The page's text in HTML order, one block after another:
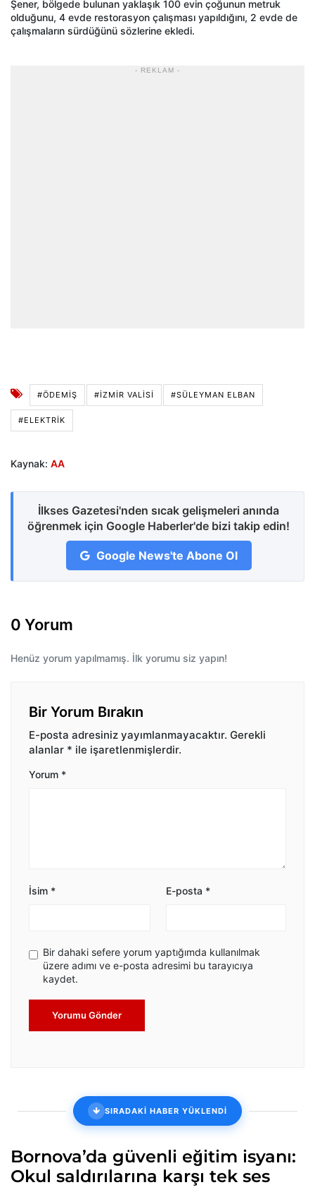
Şener, bölgede bulunan yaklaşık 100 evin çoğunun metruk
olduğunu, 4 evde restorasyon çalışması yapıldığını, 2 evde de
çalışmaların sürdüğünü sözlerine ekledi.
- REKLAM -
#ÖDEMIŞ #İZMİR VALİSİ #SÜLEYMAN ELBAN
#ELEKTRIK
Kaynak: AA
İlkses Gazetesi'nden sıcak gelişmeleri anında
öğrenmek için Google Haberler'de bizi takip edin!
Google News'te Abone Ol
0 Yorum
Henüz yorum yapılmamış. İlk yorumu siz yapın!
Bir Yorum Bırakın
E-posta adresiniz yayımlanmayacaktır. Gerekli
alanlar * ile işaretlenmişlerdir.
Yorum *
İsim * E-posta *
Bir dahaki sefere yorum yaptığımda kullanılmak
üzere adımı ve e-posta adresimi bu tarayıcıya
kaydet.
Yorumu Gönder
SIRADAKİ HABER YÜKLENDİ
Bornova’da güvenli eğitim isyanı:
Okul saldırılarına karşı tek ses